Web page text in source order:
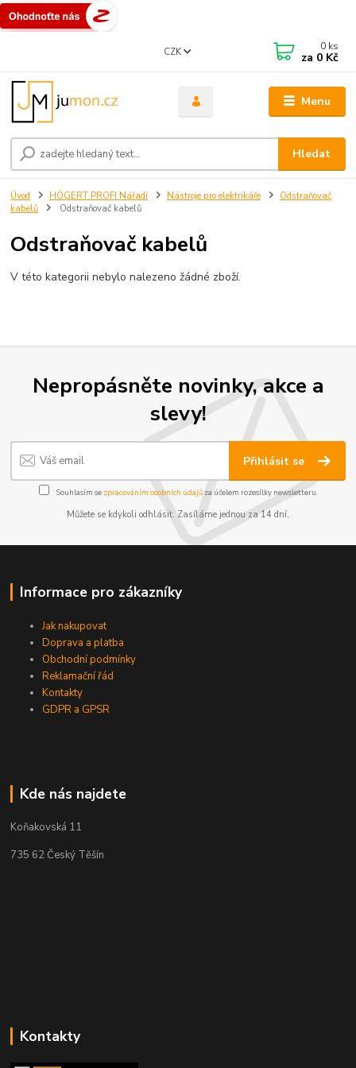
Menu
CZK
Hledat
0 ks
za 0 Kč
Úvod HÖGERT PROFI Nářadí Nástroje pro elektrikáře
Odstraňovač
kabelů
Odstraňovač kabelů
Odstraňovač kabelů
V této kategorii nebylo nalezeno žádné zboží.
Nepropásněte novinky, akce a
slevy!
Přihlásit se
Souhlasím se zpracováním osobních údajůza účelem rozesílky newsletteru.
Můžete se kdykoli odhlásit. Zasíláme jednou za 14 dní.
Informace pro zákazníky
Jak nakupovat
Doprava a platba
Obchodní podmínky
Reklamační řád
Kontakty
GDPR a GPSR
Kde nás najdete
Koňakovská 11
735 62 Český Těšín
Kontakty